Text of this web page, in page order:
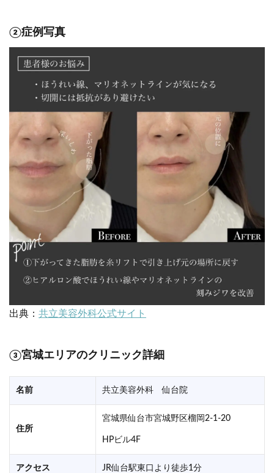
②症例写真
出典： 共立美容外科公式サイト
③宮城エリアのクリニック詳細
名前 共立美容外科 仙台院
住所
宮城県仙台市宮城野区榴岡2-1-20
HPビル4F
アクセス JR仙台駅東口より徒歩1分